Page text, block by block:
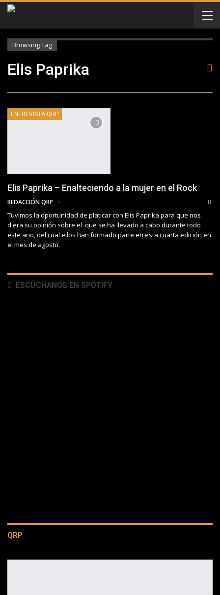
Browsing Tag
Elis Paprika
ENTREVISTA QRP
Elis Paprika – Enalteciendo a la mujer en el Rock
REDACCIÓN QRP
Tuvimos la oportunidad de platicar con Elis Paprika para que nos
diera su opinión sobre el que se ha llevado a cabo durante todo
este año, del cual ellos han formado parte en esta cuarta edición en
el mes de agosto.
ESCÚCHANOS EN SPOTIFY
QRP